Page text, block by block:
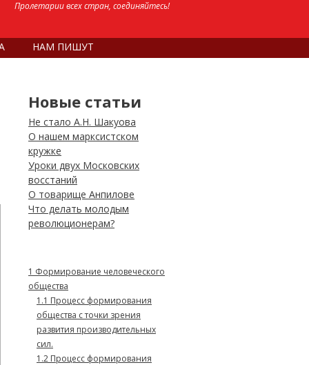
Пролетарии всех стран, соединяйтесь!
НАМ ПИШУТ
Новые статьи
Не стало А.Н. Шакуова
О нашем марксистском
кружке
Уроки двух Московских
восстаний
О товарище Анпилове
Что делать молодым
революционерам?
1 Формирование человеческого
общества
1.1 Процесс формирования
общества с точки зрения
развития производительных
сил.
1.2 Процесс формирования